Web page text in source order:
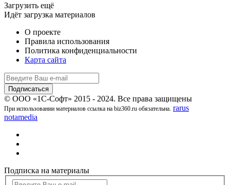
Загрузить ещё
Идёт загрузка материалов
О проекте
Правила использования
Политика конфиденциальности
Карта сайта
© ООО «1С-Софт» 2015 - 2024. Все права защищены
При использовании материалов ссылка на biz360.ru обязательна. rarus
notamedia
Подписка на материалы